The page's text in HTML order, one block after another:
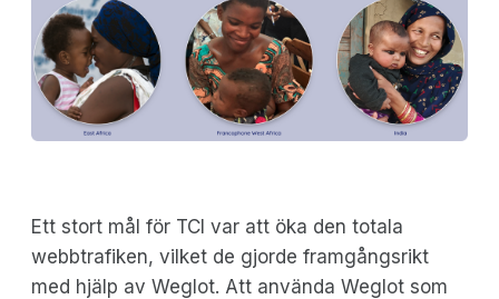
Ett stort mål för TCI var att öka den totala
webbtrafiken, vilket de gjorde framgångsrikt
med hjälp av Weglot. Att använda Weglot som